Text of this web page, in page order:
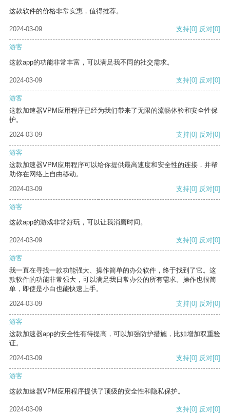
这款软件的价格非常实惠，值得推荐。
2024-03-09 支持[0] 反对[0]
游客
这款app的功能非常丰富，可以满足我不同的社交需求。
2024-03-09 支持[0] 反对[0]
游客
这款加速器VPM应用程序已经为我们带来了无限的流畅体验和安全性保
护。
2024-03-09
支持[0] 反对[0]
游客
这款加速器VPM应用程序可以给你提供最高速度和安全性的连接，并帮
助你在网络上自由移动。
2024-03-09
支持[0] 反对[0]
游客
这款app的游戏非常好玩，可以让我消磨时间。
2024-03-09 支持[0] 反对[0]
游客
我一直在寻找一款功能强大、操作简单的办公软件，终于找到了它。这
款软件的功能非常强大，可以满足我日常办公的所有需求。操作也很简
单，即使是小白也能快速上手。
2024-03-09
支持[0] 反对[0]
游客
这款加速器app的安全性有待提高，可以加强防护措施，比如增加双重验
证。
2024-03-09
支持[0] 反对[0]
游客
这款加速器VPM应用程序提供了顶级的安全性和隐私保护。
2024-03-09 支持[0] 反对[0]